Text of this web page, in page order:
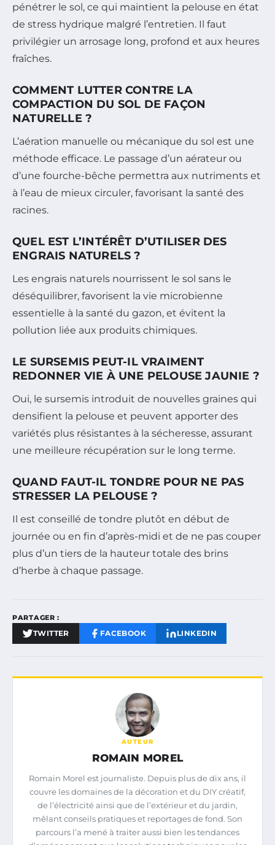
pénétrer le sol, ce qui maintient la pelouse en état
de stress hydrique malgré l’entretien. Il faut
privilégier un arrosage long, profond et aux heures
fraîches.
COMMENT LUTTER CONTRE LA
COMPACTION DU SOL DE FAÇON
NATURELLE ?
L’aération manuelle ou mécanique du sol est une
méthode efficace. Le passage d’un aérateur ou
d’une fourche-bêche permettra aux nutriments et
à l’eau de mieux circuler, favorisant la santé des
racines.
QUEL EST L’INTÉRÊT D’UTILISER DES
ENGRAIS NATURELS ?
Les engrais naturels nourrissent le sol sans le
déséquilibrer, favorisent la vie microbienne
essentielle à la santé du gazon, et évitent la
pollution liée aux produits chimiques.
LE SURSEMIS PEUT-IL VRAIMENT
REDONNER VIE À UNE PELOUSE JAUNIE ?
Oui, le sursemis introduit de nouvelles graines qui
densifient la pelouse et peuvent apporter des
variétés plus résistantes à la sécheresse, assurant
une meilleure récupération sur le long terme.
QUAND FAUT-IL TONDRE POUR NE PAS
STRESSER LA PELOUSE ?
Il est conseillé de tondre plutôt en début de
journée ou en fin d’après-midi et de ne pas couper
plus d’un tiers de la hauteur totale des brins
d’herbe à chaque passage.
PARTAGER :
TWITTER FACEBOOK LINKEDIN
AUTEUR
ROMAIN MOREL
Romain Morel est journaliste. Depuis plus de dix ans, il
couvre les domaines de la décoration et du DIY créatif,
de l’électricité ainsi que de l’extérieur et du jardin,
mêlant conseils pratiques et reportages de fond. Son
parcours l’a mené à traiter aussi bien les tendances